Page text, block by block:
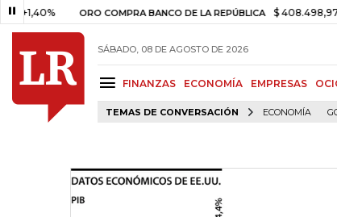
ORO COMPRA BANCO DE LA REPÚBLICA $ 408.498,97 +$
SÁBADO, 08 DE AGOSTO DE 2026
FINANZAS ECONOMÍA EMPRESAS
TEMAS DE CONVERSACIÓN ECONOMÍA